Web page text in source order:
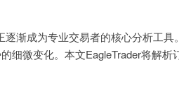
渐成为专业交易者的核心分析工
细微变化。本文EagleTrader将解析